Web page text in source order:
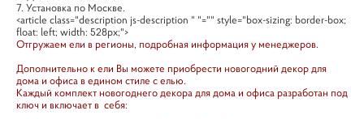
7. Установка по Москве.
<article class="description js-description " "="" style="box-sizing: border-box;
float: left; width: 528px;">
Отгружаем ели в регионы, подробная информация у менеджеров.
Дополнительно к ели Вы можете приобрести новогодний декор для
дома и офиса в едином стиле с елью.
Каждый комплект новогоднего декора для дома и офиса разработан под
ключ и включает в себя: